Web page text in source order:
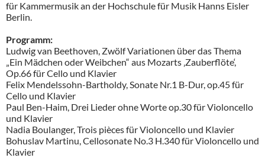
für Kammermusik an der Hochschule für Musik Hanns Eisler
Berlin.
Programm:
Ludwig van Beethoven, Zwölf Variationen über das Thema
„Ein Mädchen oder Weibchen“ aus Mozarts ‚Zauberflöte‘,
Op.66 für Cello und Klavier
Felix Mendelssohn-Bartholdy, Sonate Nr.1 B-Dur, op.45 für
Cello und Klavier
Paul Ben-Haim, Drei Lieder ohne Worte op.30 für Violoncello
und Klavier
Nadia Boulanger, Trois pièces für Violoncello und Klavier
Bohuslav Martinu, Cellosonate No.3 H.340 für Violoncello und
Klavier